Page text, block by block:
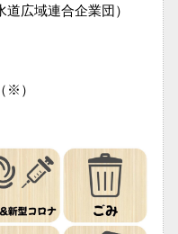
広域連合企業団）
※）